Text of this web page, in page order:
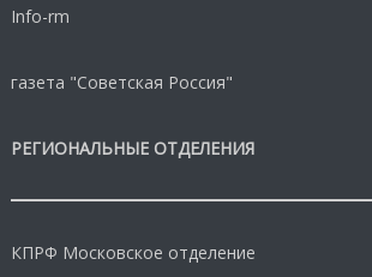
Info-rm
газета "Советская Россия"
РЕГИОНАЛЬНЫЕ ОТДЕЛЕНИЯ
КПРФ Московское отделение